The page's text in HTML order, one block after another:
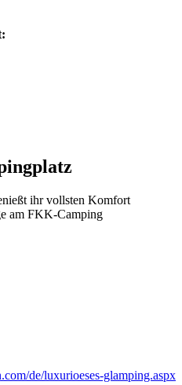
ihr vollsten Komfort
am FKK-Camping
de/luxurioeses-glamping.aspx